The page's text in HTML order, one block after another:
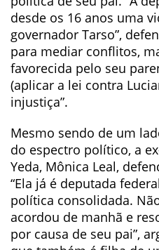
desde os 16 anos uma
governador Tarso”,
para mediar conflitos,
favorecida pelo seu
(aplicar a lei contra
injustiça”.
Mesmo sendo de um
do espectro político, a
Yeda, Mônica Leal,
“Ela já é deputada
política consolidada.
acordou de manhã e
por causa de seu pai”,